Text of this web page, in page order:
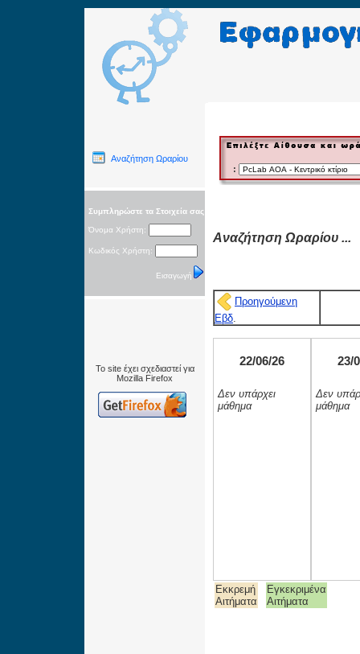
Αναζήτηση Ωραρίου
Συμπληρώστε τα Στοιχεία σας
Όνομα Χρήστη:
Κωδικός Χρήστη:
Εισαγωγή
Το site έχει σχεδιαστεί για
Mozilla Firefox
:
Αναζήτηση Ωραρίου ...
Προηγούμενη
Εβδ.
22/06/26
Δεν υπάρχει
μάθημα
23/
Δεν
μάθημα
Εκκρεμή
Αιτήματα
Εγκεκριμένα
Αιτήματα